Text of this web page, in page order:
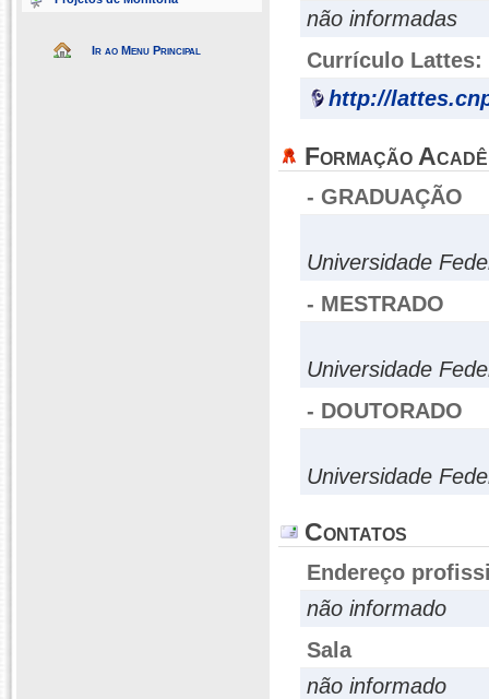
Ir ao Menu Principal
não informadas
Currículo Lattes:
http://
Formação
- GRADUAÇÃO
Universidade
- MESTRADO
Universidade
- DOUTORADO
Universidade
Contatos
Endereço
não informado
Sala
não informado